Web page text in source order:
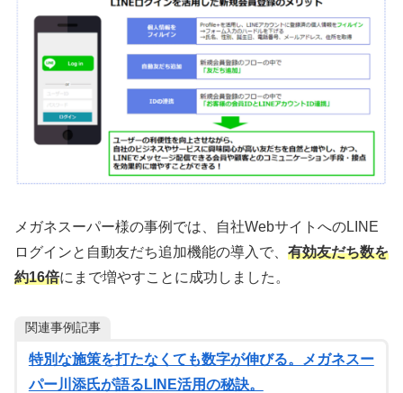
メガネスーパー様の事例では、自社WebサイトへのLINE
ログインと自動友だち追加機能の導入で、 有効友だち数を
約16倍にまで増やすことに成功しました。
関連事例記事
特別な施策を打たなくても数字が伸びる。メガネスー
パー川添氏が語るLINE活用の秘訣。